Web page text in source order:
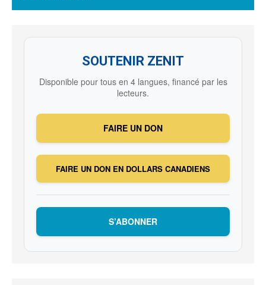
SOUTENIR ZENIT
Disponible pour tous en 4 langues, financé par les
lecteurs.
FAIRE UN DON
FAIRE UN DON EN DOLLARS CANADIENS
S’ABONNER